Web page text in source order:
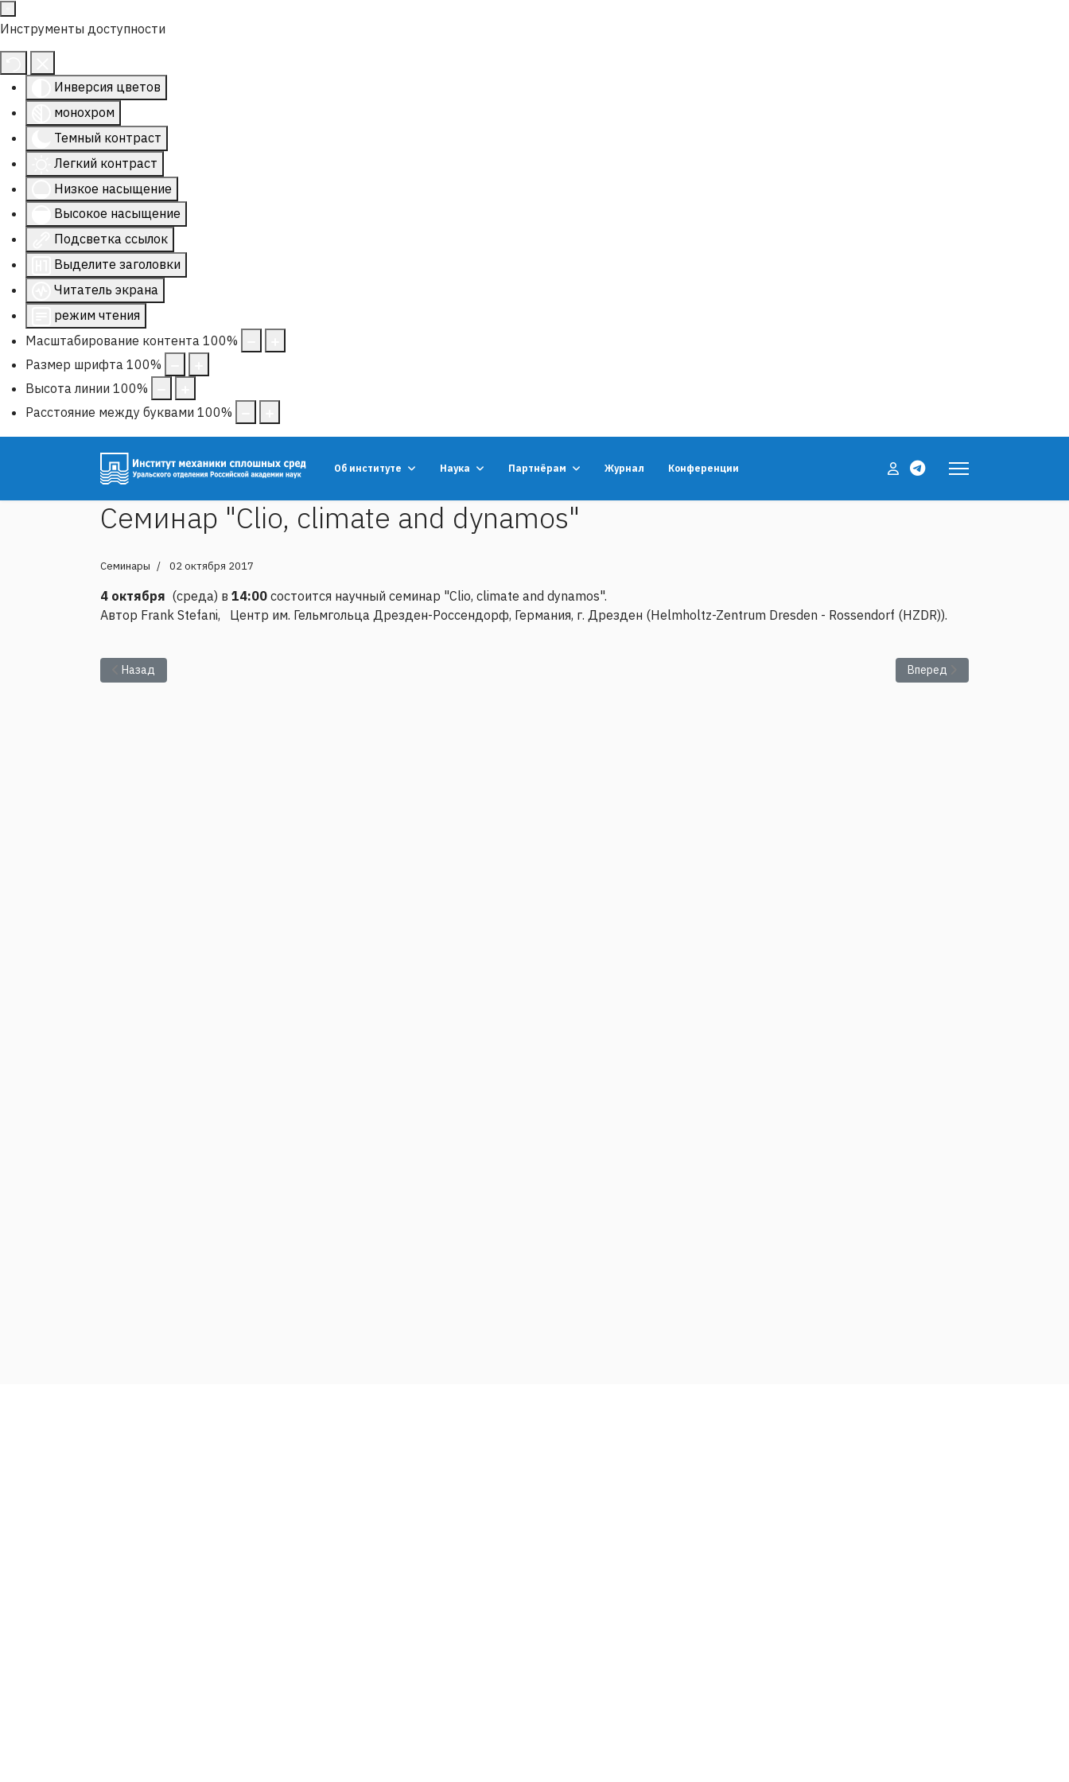
Инструменты доступности
Инверсия цветов
монохром
Темный контраст
Легкий контраст
Низкое насыщение
Высокое насыщение
Подсветка ссылок
Выделите заголовки
Читатель экрана
режим чтения
Масштабирование контента 100%
Размер шрифта 100%
Высота линии 100%
Расстояние между буквами 100%
Об институте Наука Партнёрам Журнал Конференции
Семинар "Clio, climate and dynamos"
Семинары 02 октября 2017
4 октября (среда) в 14:00 состоится научный семинар "Clio, climate and dynamos".
Автор Frank Stefani, Центр им. Гельмгольца Дрезден-Россендорф, Германия, г. Дрезден (Helmholtz-Zentrum Dresden - Rossendorf (HZDR)).
Предыдущий: Конвекция в системах слоев жидкости и неоднородной пористой среды под воздействием вертикальных вибраций.
Назад Следующий: Представление
Вперед